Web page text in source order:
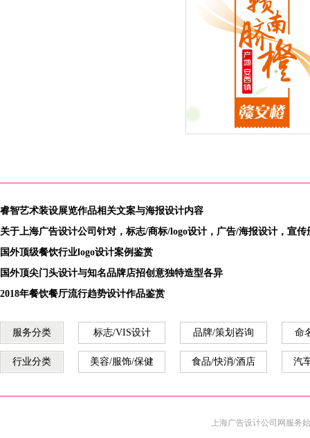
睿智艺术装设展览作品相关文案与海报设计内容
关于上海广告设计公司针对，标志/商标/logo设计，广告/海报设计，宣
国外顶级餐饮行业logo设计案例鉴赏
国外顶尖门头设计与知名品牌店招创意独特造型各异
2018年餐饮餐厅流行趋势设计作品鉴赏
服务分类 标志/VIS设计 品牌/策划咨询 命
行业分类 美容/服饰/保健 食品/快消/酒店 汽
上海广告设计公司 网服务